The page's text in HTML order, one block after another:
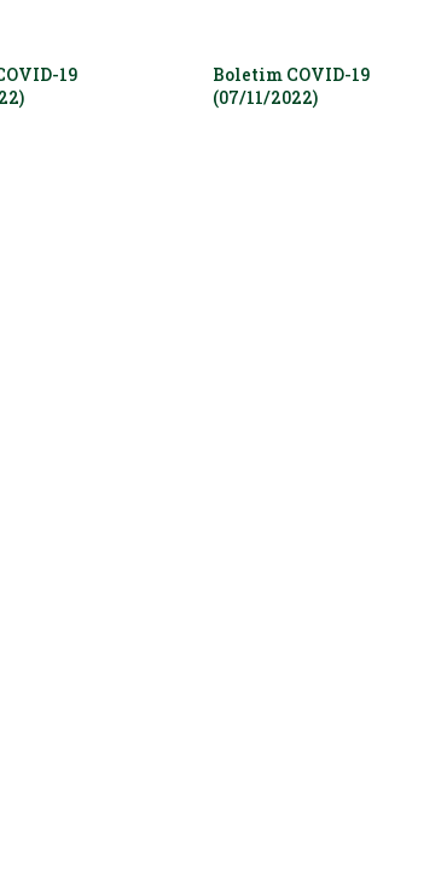
19
Boletim COVID-19
(07/11/2022)